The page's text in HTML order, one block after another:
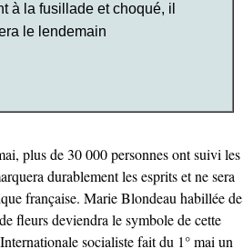
à la fusillade et choqué, il
le lendemain
plus de 30 000 personnes ont suivi les
durablement les esprits et ne sera
française. Marie Blondeau habillée de
fleurs deviendra le symbole de cette
socialiste fait du 1° mai un